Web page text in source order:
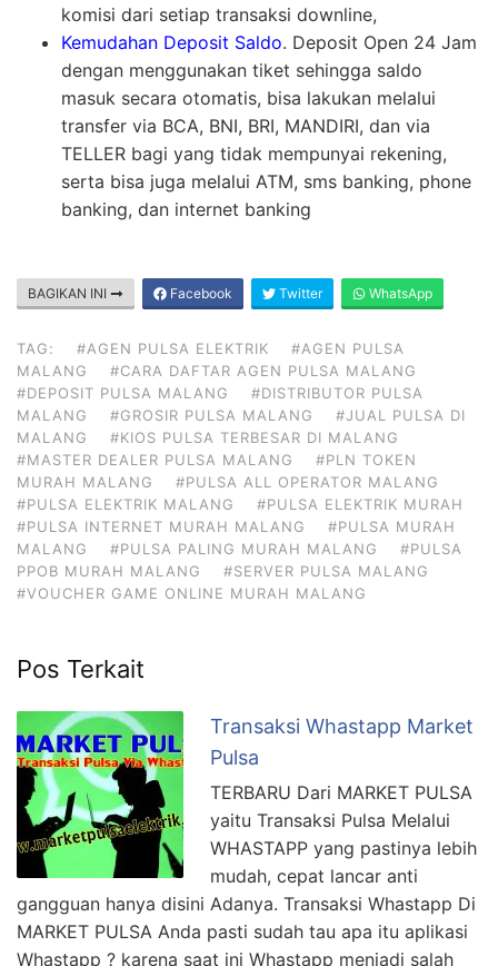
komisi dari setiap transaksi downline,
Kemudahan Deposit Saldo. Deposit Open 24 Jam
dengan menggunakan tiket sehingga saldo
masuk secara otomatis, bisa lakukan melalui
transfer via BCA, BNI, BRI, MANDIRI, dan via
TELLER bagi yang tidak mempunyai rekening,
serta bisa juga melalui ATM, sms banking, phone
banking, dan internet banking
BAGIKAN INI Facebook Twitter WhatsApp
TAG: #AGEN PULSA ELEKTRIK
#AGEN PULSA
MALANG
#CARA DAFTAR AGEN PULSA MALANG
#DEPOSIT PULSA MALANG
#DISTRIBUTOR PULSA
MALANG
#GROSIR PULSA MALANG
#JUAL PULSA DI
MALANG
#KIOS PULSA TERBESAR DI MALANG
#MASTER DEALER PULSA MALANG
#PLN TOKEN
MURAH MALANG
#PULSA ALL OPERATOR MALANG
#PULSA ELEKTRIK MALANG
#PULSA ELEKTRIK MURAH
#PULSA INTERNET MURAH MALANG
#PULSA MURAH
MALANG
#PULSA PALING MURAH MALANG
#PULSA
PPOB MURAH MALANG
#SERVER PULSA MALANG
#VOUCHER GAME ONLINE MURAH MALANG
Pos Terkait
Transaksi Whastapp Market
Pulsa
TERBARU Dari MARKET PULSA
yaitu Transaksi Pulsa Melalui
WHASTAPP yang pastinya lebih
mudah, cepat lancar anti
gangguan hanya disini Adanya. Transaksi Whastapp Di
MARKET PULSA Anda pasti sudah tau apa itu aplikasi
Whastapp ? karena saat ini Whastapp menjadi salah